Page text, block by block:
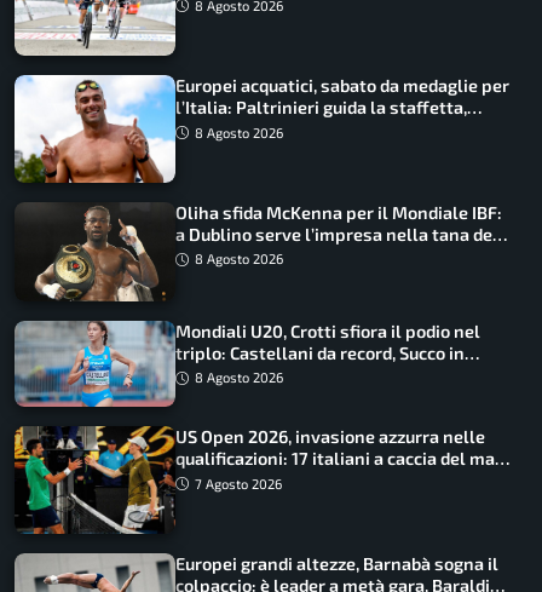
8 Agosto 2026
Europei acquatici, sabato da medaglie per
l’Italia: Paltrinieri guida la staffetta,
Barnabà sogna l’oro dalle grandi altezze
8 Agosto 2026
Oliha sfida McKenna per il Mondiale IBF:
a Dublino serve l’impresa nella tana del
lupo8 Agosto 2026
Mondiali U20, Crotti sfiora il podio nel
triplo: Castellani da record, Succo in
finale
8 Agosto 2026
US Open 2026, invasione azzurra nelle
qualificazioni: 17 italiani a caccia del main
draw7 Agosto 2026
Europei grandi altezze, Barnabà sogna il
colpaccio: è leader a metà gara, Baraldi